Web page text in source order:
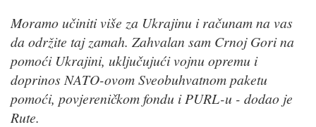
Moramo učiniti više za Ukrajinu i računam na vas
da održite taj zamah. Zahvalan sam Crnoj Gori na
pomoći Ukrajini, uključujući vojnu opremu i
doprinos NATO-ovom Sveobuhvatnom paketu
pomoći, povjereničkom fondu i PURL-u - dodao je
Rute.